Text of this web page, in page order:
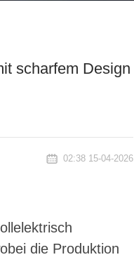
scharfem Design
02:38 15-04-2026
die Produktion